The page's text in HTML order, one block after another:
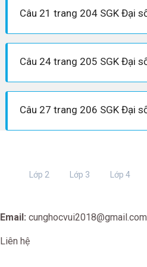
Lớp 2 Lớp 3 Lớp 4
Email: cunghocvui2018@gmail.com
Liên hệ